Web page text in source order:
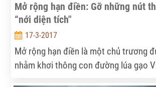
Mở rộng hạn điền: Gỡ những nút
“nới diện tích"
17-3-2017
Mở rộng hạn điền là một chủ trương
nhằm khơi thông con đường lúa gạo